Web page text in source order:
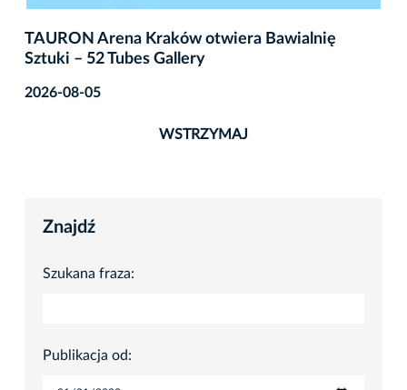
TAURON Arena Kraków otwiera Bawialnię
Sztuki – 52 Tubes Gallery
2026-08-05
WSTRZYMAJ
Znajdź
Szukana fraza:
Publikacja od: